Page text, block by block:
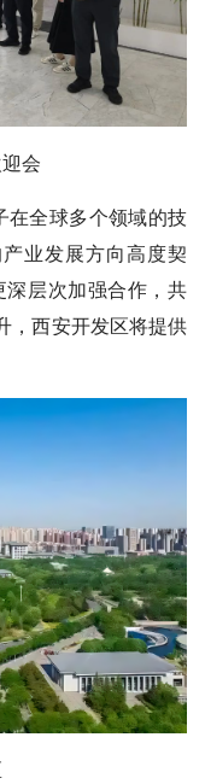
会
在全球多个领域的技
业发展方向高度契
层次加强合作，共
，西安开发区将提供